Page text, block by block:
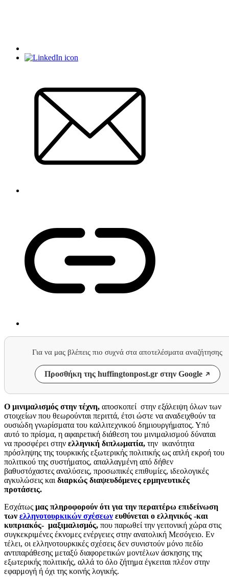
Για να μας βλέπεις πιο συχνά στα αποτελέσματα αναζήτησης
Προσθήκη της huffingtonpost.gr στην Google
Ο μινιμαλισμός στην τέχνη, αποσκοπεί στην εξάλειψη όλων των
στοιχείων που θεωρούνται περιττά, έτσι ώστε να αναδειχθούν τα
ουσιώδη γνωρίσματα του καλλιτεχνικού δημιουργήματος. Υπό
αυτό το πρίσμα, η αφαιρετική διάθεση του μινιμαλισμού δύναται
να προσφέρει στην ελληνική διπλωματία, την ικανότητα
πρόσληψης της τουρκικής εξωτερικής πολιτικής ως απλή εκροή του
πολιτικού της συστήματος, απαλλαγμένη από δήθεν
βαθυστόχαστες αναλύσεις, προσωπικές επιθυμίες, ιδεολογικές
αγκυλώσεις και διαρκώς διαψευδόμενες ερμηνευτικές
προτάσεις.
Εσχάτως μας πληροφορούν ότι για την περαιτέρω επιδείνωση
των ελληνοτουρκικών σχέσεων ευθύνεται ο ελληνικός -και
κυπριακός- μαξιμαλισμός, που παρωθεί την γειτονική χώρα στις
συγκεκριμένες έκνομες ενέργειες στην ανατολική Μεσόγειο. Εν
τέλει, οι ελληνοτουρκικές σχέσεις δεν συνιστούν μόνο πεδίο
αντιπαράθεσης μεταξύ διαφορετικών μοντέλων άσκησης της
εξωτερικής πολιτικής, αλλά το όλο ζήτημα έγκειται πλέον στην
εφαρμογή ή όχι της κοινής λογικής.